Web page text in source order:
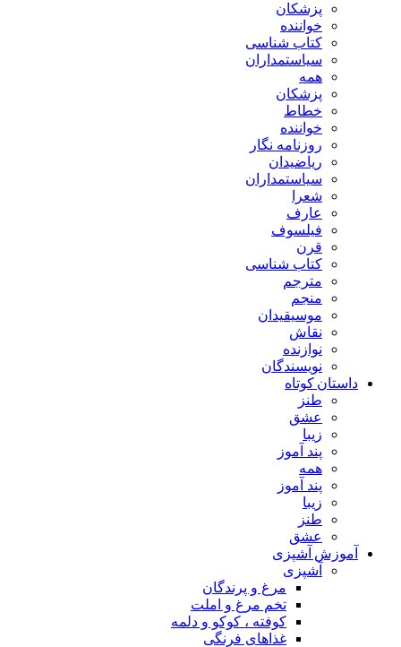
پزشکان
خواننده
کتاب شناسی
سیاستمداران
همه
پزشکان
خطاط
خواننده
روزنامه نگار
ریاضیدان
سیاستمداران
شعرا
عارف
فیلسوف
قرن
کتاب شناسی
مترجم
منجم
موسیقیدان
نقاش
نوازنده
نویسندگان
داستان کوتاه
طنز
عشق
زیبا
پند آموز
همه
پند آموز
زیبا
طنز
عشق
آموزش آشپزی
آشپزی
مرغ و پرندگان
تخم مرغ و املت
کوفته ، کوکو و دلمه
غذاهای فرنگی